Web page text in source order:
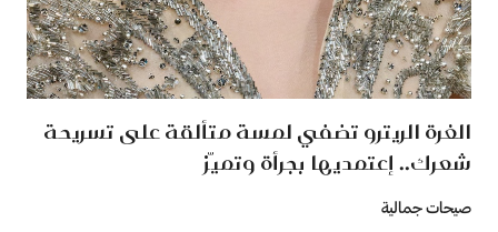
الغرة الريترو تضفي لمسة متألقة على تسريحة
شعرك.. إعتمديها بجرأة وتميّز
صيحات جمالية